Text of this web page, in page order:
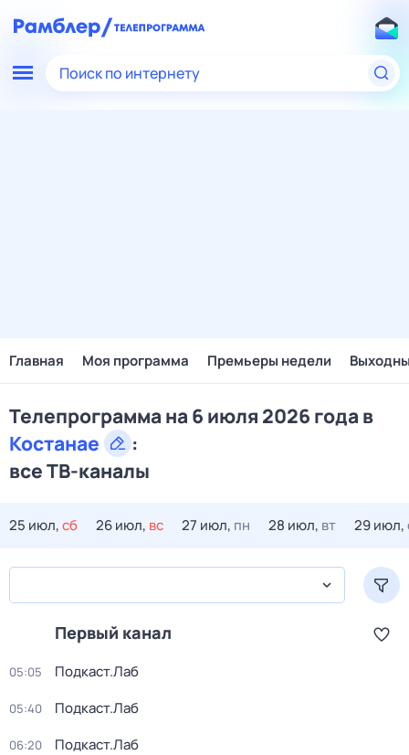
Поиск по интернету
Главная Моя программа Премьеры недели
Телепрограмма на 6 июля 2026 года в
Костанае
:
все ТВ-каналы
25 июл,сб 26 июл, вс 27 июл, пн 28 июл, вт 29 июл,
Первый канал
05:05 Подкаст.Лаб
05:40 Подкаст.Лаб
06:20 Подкаст.Лаб